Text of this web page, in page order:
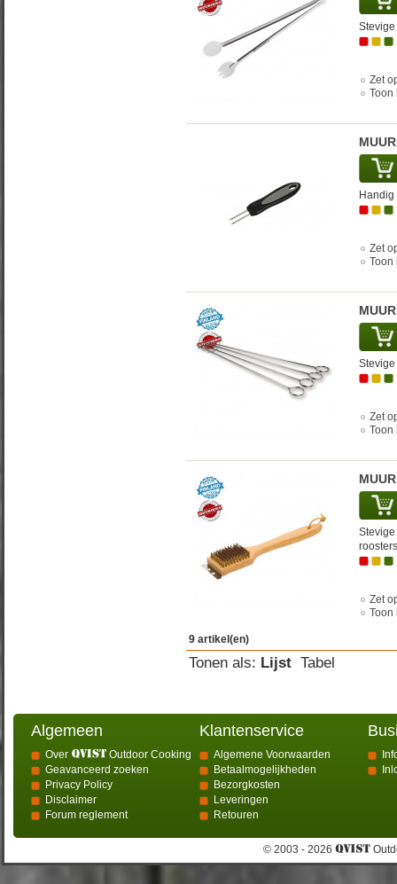
Zet
Toon
Zet
Toon
Zet
Toon
Zet
Toon
9 artikel(en)
Tonen als: Lijst Tabel
Algemeen
Over
Outdoor Cooking
Geavanceerd zoeken
Privacy Policy
Disclaimer
Forum reglement
Klantenservice
Algemene Voorwaarden
Betaalmogelijkheden
Bezorgkosten
Leveringen
Retouren
© 2003 - 2026